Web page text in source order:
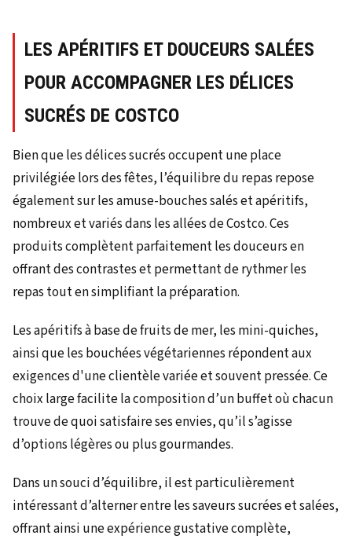
LES APÉRITIFS ET DOUCEURS SALÉES
POUR ACCOMPAGNER LES DÉLICES
SUCRÉS DE COSTCO
Bien que les délices sucrés occupent une place
privilégiée lors des fêtes, l’équilibre du repas repose
également sur les amuse-bouches salés et apéritifs,
nombreux et variés dans les allées de Costco. Ces
produits complètent parfaitement les douceurs en
offrant des contrastes et permettant de rythmer les
repas tout en simplifiant la préparation.
Les apéritifs à base de fruits de mer, les mini-quiches,
ainsi que les bouchées végétariennes répondent aux
exigences d'une clientèle variée et souvent pressée. Ce
choix large facilite la composition d’un buffet où chacun
trouve de quoi satisfaire ses envies, qu’il s’agisse
d’options légères ou plus gourmandes.
Dans un souci d’équilibre, il est particulièrement
intéressant d’alterner entre les saveurs sucrées et salées,
offrant ainsi une expérience gustative complète,